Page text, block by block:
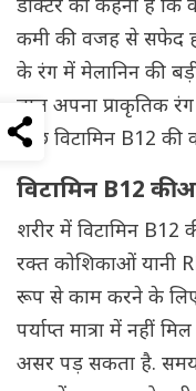
डॉक्टर का कहना है कि
कमी की वजह से सफेद
के रंग में मेलानिन की
बाल अपना प्राकृतिक
पीछे विटामिन B12 की
विटामिन B12 की
शरीर में विटामिन
रक्त कोशिकाओं यानी
रूप से काम करने के
पर्याप्त मात्रा में नहीं
असर पड़ सकता है.